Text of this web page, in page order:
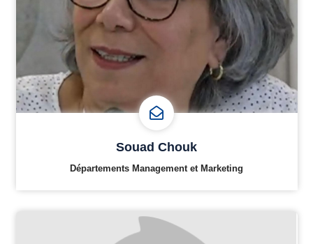
Souad Chouk
Départements Management et Marketing